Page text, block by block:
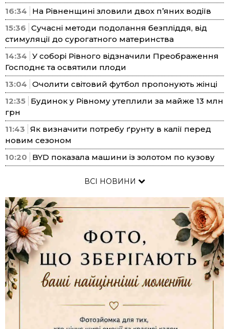
16:34
На Рівненщині зловили двох п’яних водіїв
15:36 Сучасні методи подолання безпліддя, від
стимуляції до сурогатного материнства
14:34 У соборі Рівного відзначили Преображення
Господнє та освятили плоди
13:04 Очолити світовий футбол пропонують жінці
12:35 Будинок у Рівному утеплили за майже 13 млн
грн
11:43 Як визначити потребу ґрунту в калії перед
новим сезоном
10:20
BYD показала машини із золотом по кузову
ВСІ НОВИНИ